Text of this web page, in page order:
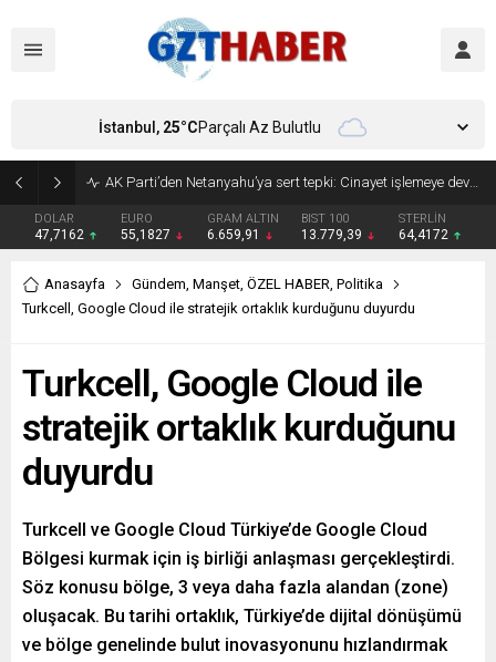
Son Dakika: Etimesgut Belediye Başkanı Erdal Beşikçioğlu görevden uzaklaştırıldı
DOLAR
47,7162
EURO
55,1827
GRAM ALTIN
6.659,91
BIST 100
13.779,39
STERLİN
64,4172
İstanbul, 25°CParçalı Az Bulutlu
Anasayfa Gündem, Manşet, ÖZEL HABER, Politika
Turkcell, Google Cloud ile stratejik ortaklık kurduğunu duyurdu
Turkcell, Google Cloud ile
stratejik ortaklık kurduğunu
duyurdu
Turkcell ve Google Cloud Türkiye’de Google Cloud
Bölgesi kurmak için iş birliği anlaşması gerçekleştirdi.
Söz konusu bölge, 3 veya daha fazla alandan (zone)
oluşacak. Bu tarihi ortaklık, Türkiye’de dijital dönüşümü
ve bölge genelinde bulut inovasyonunu hızlandırmak